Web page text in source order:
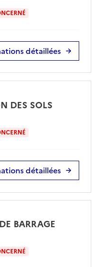
détaillées
DES SOLS
détaillées
BARRAGE